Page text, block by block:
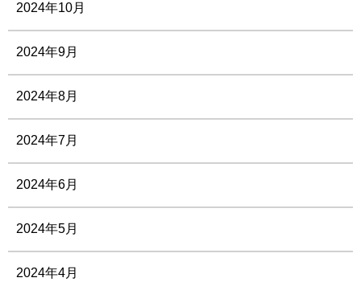
2024年10月
2024年9月
2024年8月
2024年7月
2024年6月
2024年5月
2024年4月